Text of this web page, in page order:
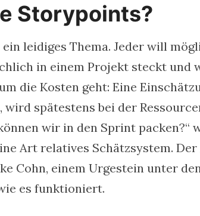
Storypoints?
ein leidiges Thema. Jeder will
in einem Projekt steckt und
die Kosten geht: Eine
wird spätestens bei der
wir in den Sprint packen?“
Art relatives Schätzsystem.
Cohn, einem Urgestein unter
es funktioniert.